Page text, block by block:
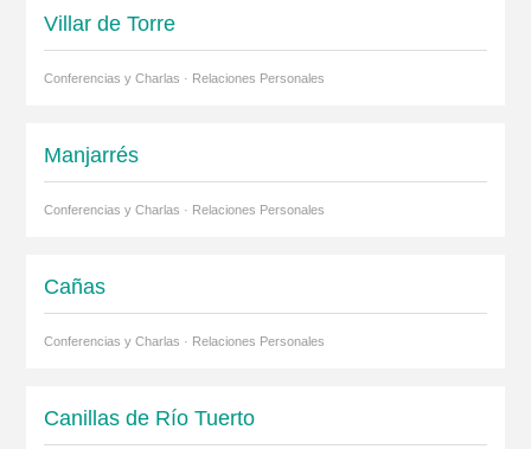
Villar de Torre
Conferencias y Charlas · Relaciones Personales
Manjarrés
Conferencias y Charlas · Relaciones Personales
Cañas
Conferencias y Charlas · Relaciones Personales
Canillas de Río Tuerto